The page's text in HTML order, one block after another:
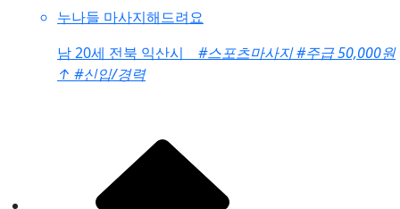
누나들 마사지해드려요
남20세 전북 익산시 #스포츠마사지#주급 50,000원
↑ #신입/경력